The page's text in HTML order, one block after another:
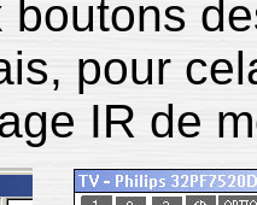
boutons
pour
IR de